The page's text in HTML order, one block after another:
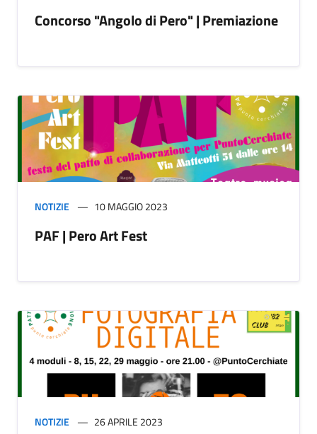
Concorso "Angolo di Pero" | Premiazione
NOTIZIE 10 MAGGIO 2023
PAF | Pero Art Fest
NOTIZIE 26 APRILE 2023